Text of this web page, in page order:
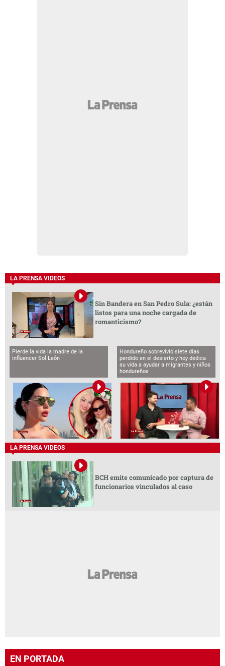
LA PRENSA VIDEOS
Sin Bandera en San Pedro Sula: ¿están
listos para una noche cargada de
romanticismo?
Pierde la vida la madre de la
influencer Sol León
Hondureño sobrevivió siete días
perdido en el desierto y hoy dedica
su vida a ayudar a migrantes y niños
hondureños
LA PRENSA VIDEOS
BCH emite comunicado por captura de
funcionarios vinculados al caso
EN PORTADA